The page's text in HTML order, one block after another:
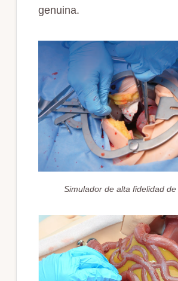
genuina.
Simulador de alta fidelidad